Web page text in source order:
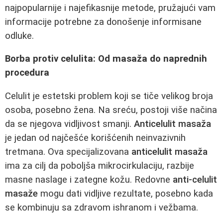
najpopularnije i najefikasnije metode, pružajući vam
informacije potrebne za donošenje informisane
odluke.
Borba protiv celulita: Od masaža do naprednih
procedura
Celulit je estetski problem koji se tiče velikog broja
osoba, posebno žena. Na sreću, postoji više načina
da se njegova vidljivost smanji. Anticelulit masaža
je jedan od najčešće korišćenih neinvazivnih
tretmana. Ova specijalizovana anticelulit masaža
ima za cilj da poboljša mikrocirkulaciju, razbije
masne naslage i zategne kožu. Redovne anti-celulit
masaže mogu dati vidljive rezultate, posebno kada
se kombinuju sa zdravom ishranom i vežbama.